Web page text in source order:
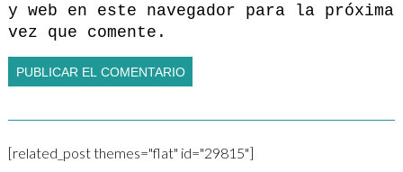
y web en este navegador para la próxima
vez que comente.
[related_post themes="flat" id="29815"]